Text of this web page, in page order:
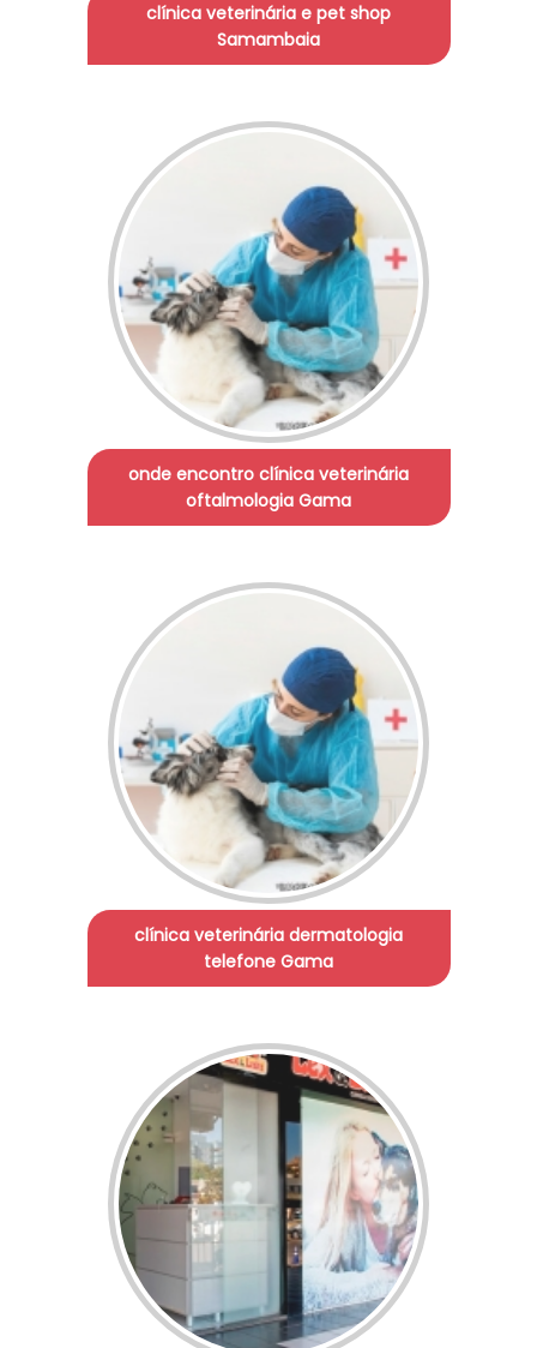
clínica veterinária e pet shop
Samambaia
onde encontro clínica veterinária
oftalmologia Gama
clínica veterinária dermatologia
telefone Gama